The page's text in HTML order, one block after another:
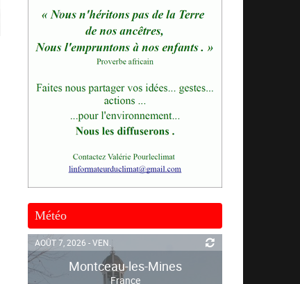
Météo
AOÛT 7, 2026 - VEN.
Montceau-les-Mines
France